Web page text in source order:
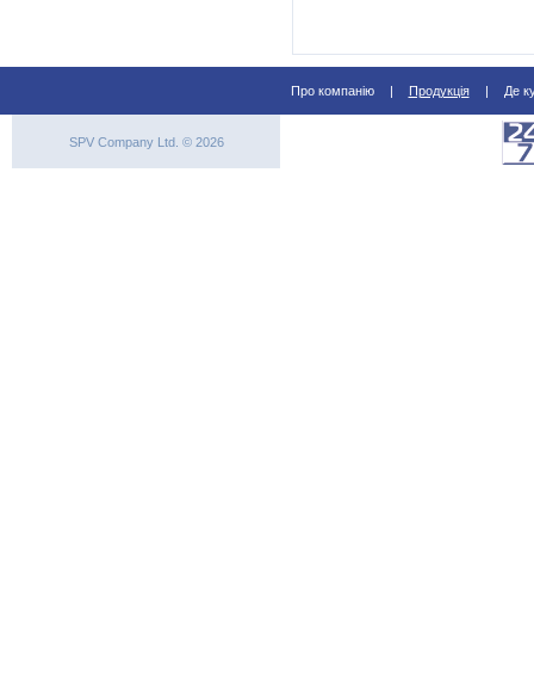
Про компанію | Продукція | Де
SPV Company Ltd. © 2026